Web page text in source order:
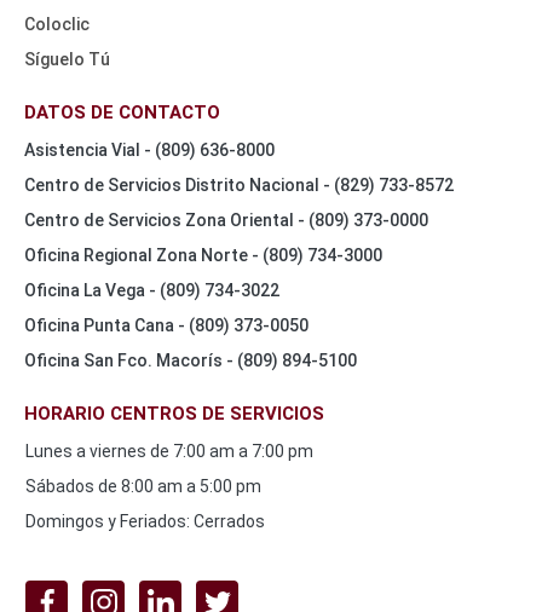
Coloclic
Síguelo Tú
DATOS DE CONTACTO
Asistencia Vial - (809) 636-8000
Centro de Servicios Distrito Nacional - (829) 733-8572
Centro de Servicios Zona Oriental - (809) 373-0000
Oficina Regional Zona Norte - (809) 734-3000
Oficina La Vega - (809) 734-3022
Oficina Punta Cana - (809) 373-0050
Oficina San Fco. Macorís - (809) 894-5100
HORARIO CENTROS DE SERVICIOS
Lunes a viernes de 7:00 am a 7:00 pm
Sábados de 8:00 am a 5:00 pm
Domingos y Feriados: Cerrados
REDES
SOCIALES